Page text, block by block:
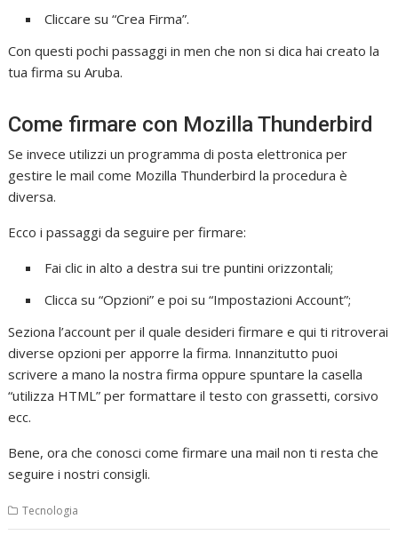
Cliccare su “Crea Firma”.
Con questi pochi passaggi in men che non si dica hai creato la
tua firma su Aruba.
Come firmare con Mozilla Thunderbird
Se invece utilizzi un programma di posta elettronica per
gestire le mail come Mozilla Thunderbird la procedura è
diversa.
Ecco i passaggi da seguire per firmare:
Fai clic in alto a destra sui tre puntini orizzontali;
Clicca su “Opzioni” e poi su “Impostazioni Account”;
Seziona l’account per il quale desideri firmare e qui ti ritroverai
diverse opzioni per apporre la firma. Innanzitutto puoi
scrivere a mano la nostra firma oppure spuntare la casella
“utilizza HTML” per formattare il testo con grassetti, corsivo
ecc.
Bene, ora che conosci come firmare una mail non ti resta che
seguire i nostri consigli.
Tecnologia